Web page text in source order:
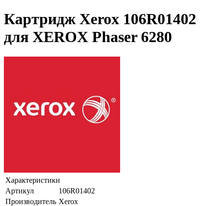
Картридж Xerox 106R01402
для XEROX Phaser 6280
Характеристики
Артикул
106R01402
Производитель Xerox